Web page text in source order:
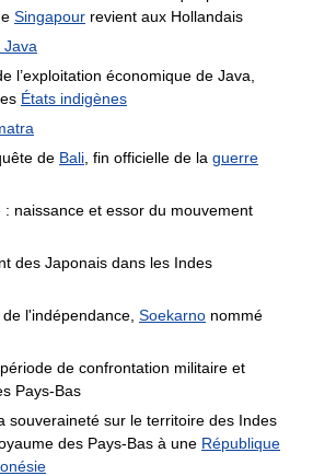
Singapour revient aux Hollandais
l’exploitation économique de Java,
États indigènes
de Bali , fin officielle de la guerre
: naissance et essor du mouvement
des Japonais dans les Indes
l'indépendance, Soekarno nommé
de confrontation militaire et
Pays-Bas
souveraineté sur le territoire des Indes
des Pays-Bas à une République